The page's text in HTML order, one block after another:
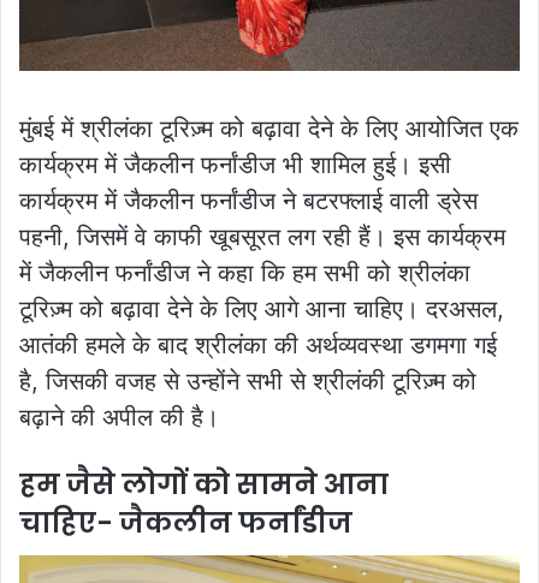
मुंबई में श्रीलंका टूरिज़्म को बढ़ावा देने के लिए आयोजित एक
कार्यक्रम में जैकलीन फर्नांडीज भी शामिल हुई। इसी
कार्यक्रम में जैकलीन फर्नांडीज ने बटरफ्लाई वाली ड्रेस
पहनी, जिसमें वे काफी खूबसूरत लग रही हैं। इस कार्यक्रम
में जैकलीन फर्नांडीज ने कहा कि हम सभी को श्रीलंका
टूरिज़्म को बढ़ावा देने के लिए आगे आना चाहिए। दरअसल,
आतंकी हमले के बाद श्रीलंका की अर्थव्यवस्था डगमगा गई
है, जिसकी वजह से उन्होंने सभी से श्रीलंकी टूरिज़्म को
बढ़ाने की अपील की है।
हम जैसे लोगों को सामने आना
चाहिए- जैकलीन फर्नांडीज